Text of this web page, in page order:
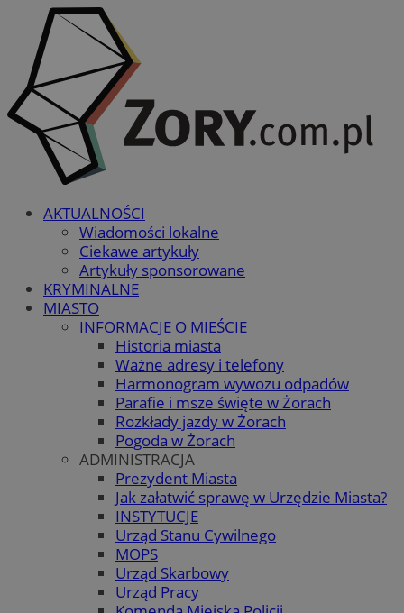
AKTUALNOŚCI
Wiadomości lokalne
Ciekawe artykuły
Artykuły sponsorowane
KRYMINALNE
MIASTO
INFORMACJE O MIEŚCIE
Historia miasta
Ważne adresy i telefony
Harmonogram wywozu odpadów
Parafie i msze święte w Żorach
Rozkłady jazdy w Żorach
Pogoda w Żorach
ADMINISTRACJA
Prezydent Miasta
Jak załatwić sprawę w Urzędzie Miasta?
INSTYTUCJE
Urząd Stanu Cywilnego
MOPS
Urząd Skarbowy
Urząd Pracy